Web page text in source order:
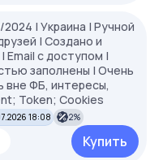
2024 | Украина | Ручной
| Создано и
Email с доступом |
заполнены | Очень
вне ФБ, интересы,
Token; Cookies
18:08 2%
Купить